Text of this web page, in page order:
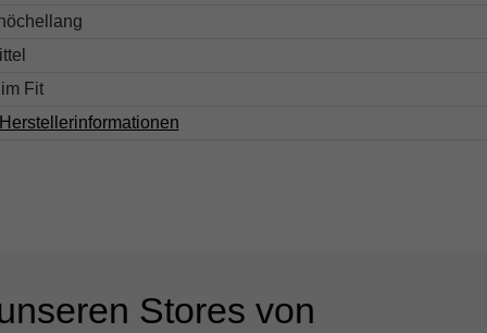
Fit
Herstellerinformationen
Stores von